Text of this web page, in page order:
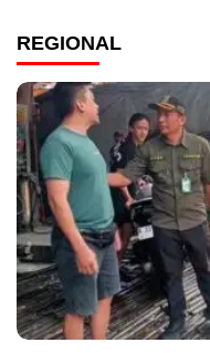
REGIONAL